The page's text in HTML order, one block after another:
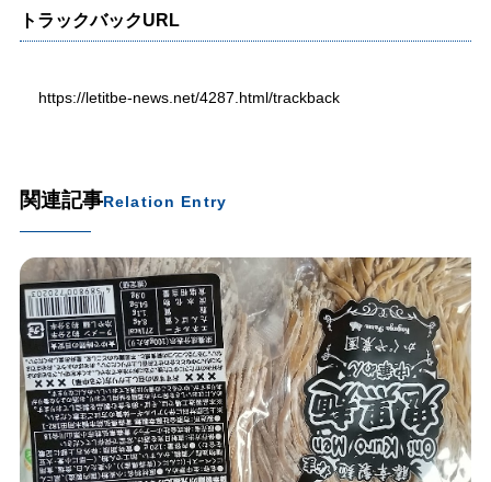
トラックバックURL
https://letitbe-news.net/4287.html/trackback
関連記事Relation Entry